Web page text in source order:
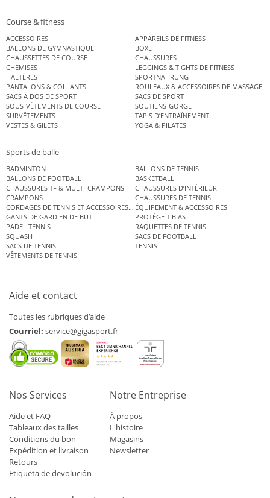
Course & fitness
ACCESSOIRES
APPAREILS DE FITNESS
BALLONS DE GYMNASTIQUE
BOXE
CHAUSSETTES DE COURSE
CHAUSSURES
CHEMISES
LEGGINGS & TIGHTS DE FITNESS
HALTÈRES
SPORTNAHRUNG
PANTALONS & COLLANTS
ROULEAUX & ACCESSOIRES DE MASSAGE
SACS À DOS DE SPORT
SACS DE SPORT
SOUS-VÊTEMENTS DE COURSE
SOUTIENS-GORGE
SURVÊTEMENTS
TAPIS D’ENTRAÎNEMENT
VESTES & GILETS
YOGA & PILATES
Sports de balle
BADMINTON
BALLONS DE TENNIS
BALLONS DE FOOTBALL
BASKETBALL
CHAUSSURES TF & MULTI-CRAMPONS
CHAUSSURES D’INTÉRIEUR
CRAMPONS
CHAUSSURES DE TENNIS
CORDAGES DE TENNIS ET ACCESSOIRES DE TENNISÉQUIPEMENT & ACCESSOIRES
GANTS DE GARDIEN DE BUT
PROTÈGE TIBIAS
PADEL TENNIS
RAQUETTES DE TENNIS
SQUASH
SACS DE FOOTBALL
SACS DE TENNIS
TENNIS
VÊTEMENTS DE TENNIS
Aide et contact
Toutes les rubriques d’aide
Courriel: service@gigasport.fr
Nos Services
Aide et FAQ
Tableaux des tailles
Conditions du bon
Expédition et livraison
Retours
Etiqueta de devolución
Notre Entreprise
À propos
L'histoire
Magasins
Newsletter